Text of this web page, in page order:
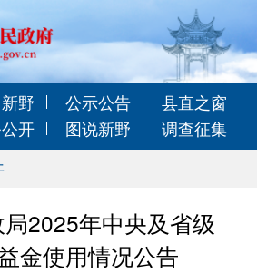
野 公示公告
县直之窗
开 图说新野
调查征集
2025年中央及省级
金使用情况公告